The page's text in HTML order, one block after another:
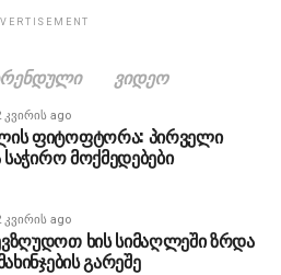
ᲕᲘᲓᲔᲝ
კვირის ago
ფიტოფტორა: პირველი
საჭირო მოქმედებები
კვირის ago
ხის სიმაღლეში ზრდა
გარეშე